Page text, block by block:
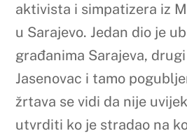
aktivista i simpatizera iz
u Sarajevo. Jedan dio je
građanima Sarajeva,
Jasenovac i tamo
žrtava se vidi da nije
utvrditi ko je stradao na